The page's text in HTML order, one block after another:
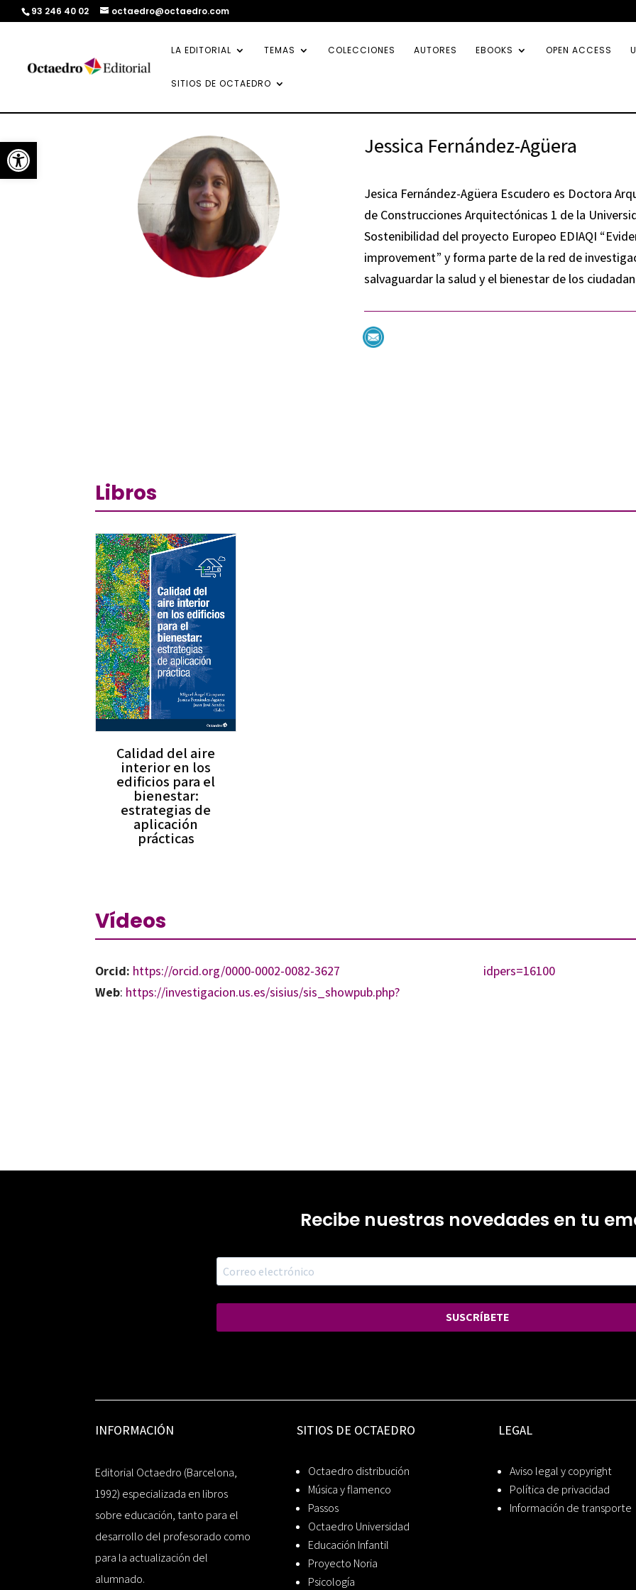
Abrir barra de herramientas
93 246 40 02 octaedro@octaedro.com
LA EDITORIAL TEMAS COLECCIONES AUTORES EBOOKS OPEN ACCESS
SITIOS DE OCTAEDRO
Jessica Fernández-Agüera
Jesica Fernández-Agüera Escudero es Doctora
de Construcciones Arquitectónicas 1 de la
Sostenibilidad del proyecto Europeo EDIAQI
improvement” y forma parte de la red de
salvaguardar la salud y el bienestar de los
Libros
Calidad del aire
interior en los
edificios para el
bienestar:
estrategias de
aplicación
prácticas
Vídeos
Orcid: https://orcid.org/0000-0002-0082-3627
Web: https://investigacion.us.es/sisius/sis_showpub.php?
idpers=16100
Recibe nuestras novedades en tu
SUSCRÍBETE
INFORMACIÓN
Editorial Octaedro (Barcelona,
1992) especializada en libros
sobre educación, tanto para el
desarrollo del profesorado como
para la actualización del
alumnado.
SITIOS DE OCTAEDRO
Octaedro distribución
Música y flamenco
Passos
Octaedro Universidad
Educación Infantil
Proyecto Noria
Psicología
LEGAL
Aviso legal y copyright
Política de privacidad
Información de transporte